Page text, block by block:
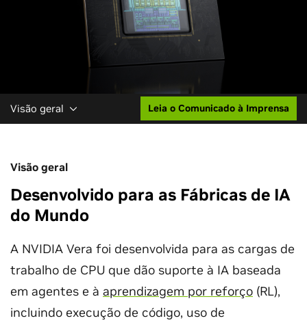
Visão geral Leia o Comunicado à Imprensa
Visão geral
Desenvolvido para as Fábricas de IA
do Mundo
A NVIDIA Vera foi desenvolvida para as cargas de
trabalho de CPU que dão suporte à IA baseada
em agentes e à aprendizagem por reforço (RL),
incluindo execução de código, uso de